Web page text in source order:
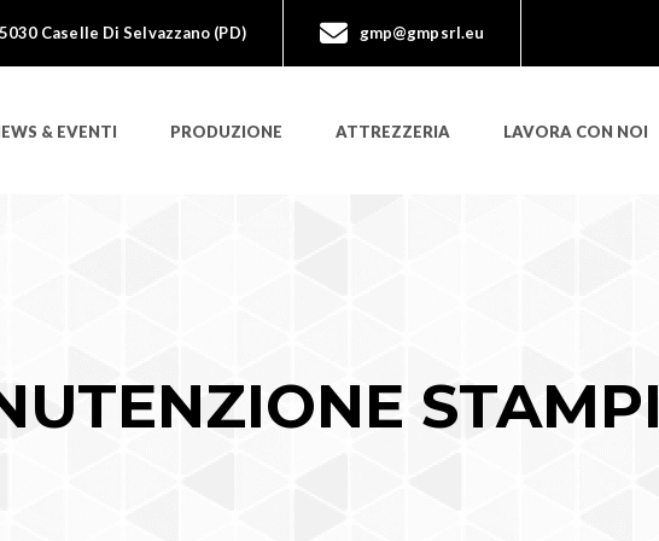
Caselle Di Selvazzano (PD) gmp@gmpsrl.eu
& EVENTI PRODUZIONE ATTREZZERIA LAVORA CON NOI
STAMPI